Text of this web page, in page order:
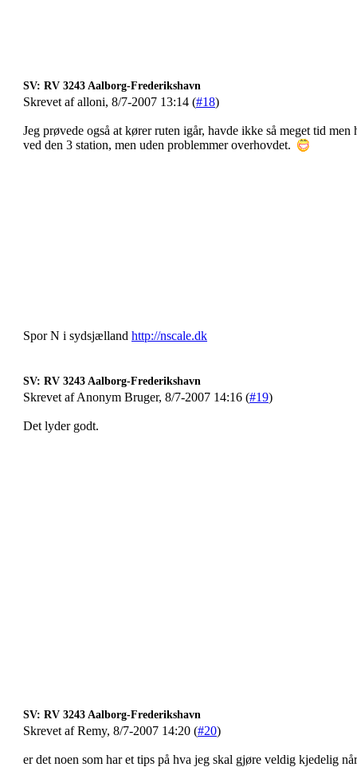
SV: RV 3243 Aalborg-Frederikshavn
Skrevet af alloni, 8/7-2007 13:14 (#18)
Jeg prøvede også at kører ruten igår, havde ikke så meget tid
ved den 3 station, men uden problemmer overhovdet.
Spor N i sydsjælland http://nscale.dk
SV: RV 3243 Aalborg-Frederikshavn
Skrevet af Anonym Bruger, 8/7-2007 14:16 (#19)
Det lyder godt.
SV: RV 3243 Aalborg-Frederikshavn
Skrevet af Remy, 8/7-2007 14:20 (#20)
er det noen som har et tips på hva jeg skal gjøre veldig kjedelig